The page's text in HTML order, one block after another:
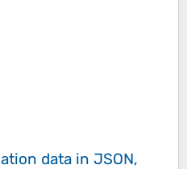
data in JSON,